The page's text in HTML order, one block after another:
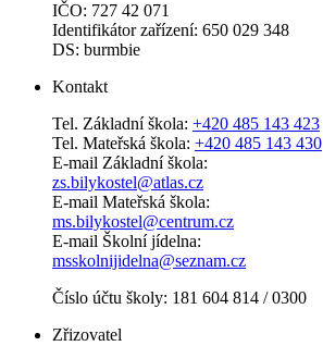
IČO: 727 42 071
Identifikátor zařízení: 650 029 348
DS: burmbie
Kontakt
Tel. Základní škola: +420 485 143 423
Tel. Mateřská škola: +420 485 143 430
E-mail Základní škola:
zs.bilykostel@atlas.cz
E-mail Mateřská škola:
ms.bilykostel@centrum.cz
E-mail Školní jídelna:
msskolnijidelna@seznam.cz
Číslo účtu školy: 181 604 814 / 0300
Zřizovatel